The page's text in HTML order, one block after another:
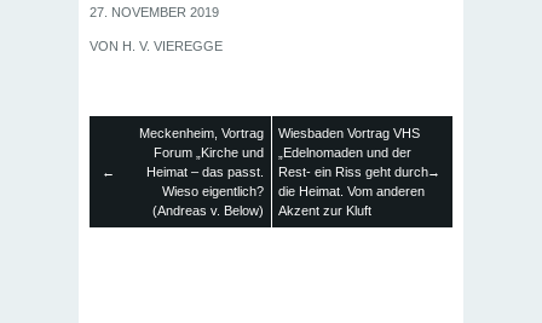
27. NOVEMBER 2019
VON H. V. VIEREGGE
←
Meckenheim, Vortrag
Forum „Kirche und
Heimat – das passt.
Wieso eigentlich?
(Andreas v. Below)
Wiesbaden Vortrag VHS
„Edelnomaden und der
Rest- ein Riss geht durch
die Heimat. Vom anderen
Akzent zur Kluft
→